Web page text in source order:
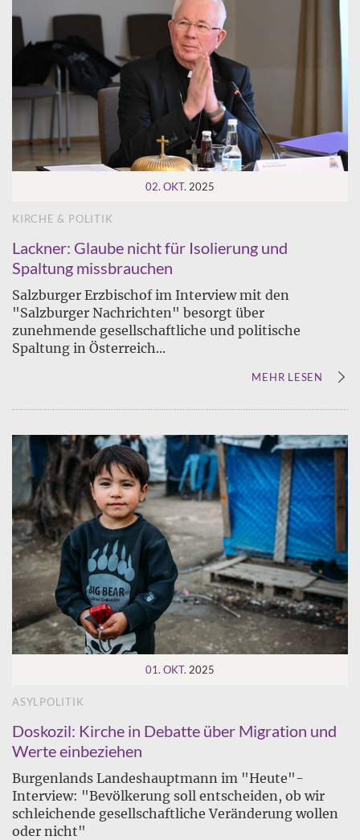
02. OKT. 2025
KIRCHE & POLITIK
Lackner: Glaube nicht für Isolierung und
Spaltung missbrauchen
Salzburger Erzbischof im Interview mit den
"Salzburger Nachrichten" besorgt über
zunehmende gesellschaftliche und politische
Spaltung in Österreich...
MEHR LESEN
01. OKT. 2025
ASYLPOLITIK
Doskozil: Kirche in Debatte über Migration und
Werte einbeziehen
Burgenlands Landeshauptmann im "Heute"-
Interview: "Bevölkerung soll entscheiden, ob wir
schleichende gesellschaftliche Veränderung wollen
oder nicht"